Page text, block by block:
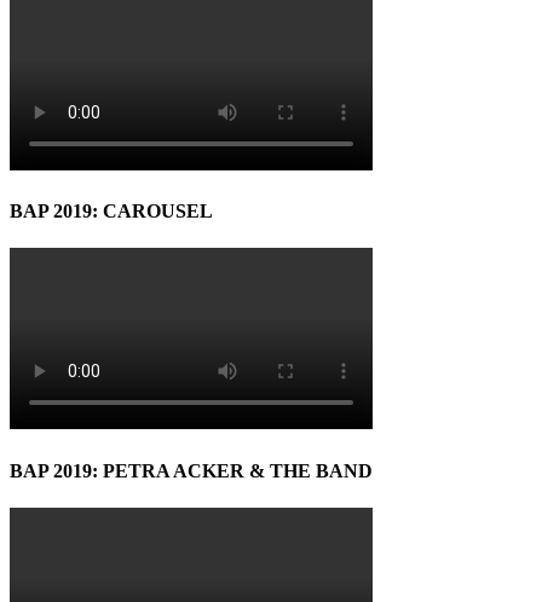
BAP 2019: CAROUSEL
BAP 2019: PETRA ACKER & THE BAND